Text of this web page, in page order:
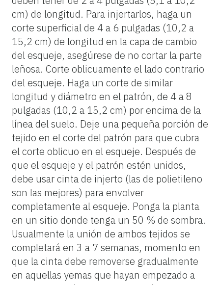
cm) de longitud. Para injertarlos, haga un
corte superficial de 4 a 6 pulgadas (10,2 a
15,2 cm) de longitud en la capa de cambio
del esqueje, asegúrese de no cortar la parte
leñosa. Corte oblicuamente el lado contrario
del esqueje. Haga un corte de similar
longitud y diámetro en el patrón, de 4 a 8
pulgadas (10,2 a 15,2 cm) por encima de la
línea del suelo. Deje una pequeña porción de
tejido en el corte del patrón para que cubra
el corte oblicuo en el esqueje. Después de
que el esqueje y el patrón estén unidos,
debe usar cinta de injerto (las de polietileno
son las mejores) para envolver
completamente al esqueje. Ponga la planta
en un sitio donde tenga un 50 % de sombra.
Usualmente la unión de ambos tejidos se
completará en 3 a 7 semanas, momento en
que la cinta debe removerse gradualmente
en aquellas yemas que hayan empezado a